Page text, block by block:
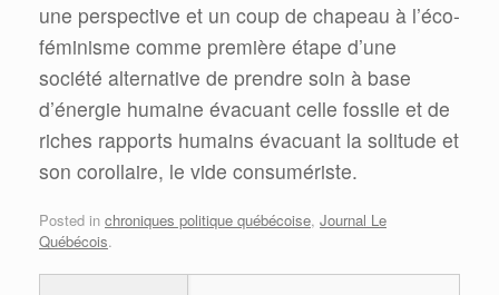
une perspective et un coup de chapeau à l’éco-
féminisme comme première étape d’une
société alternative de prendre soin à base
d’énergie humaine évacuant celle fossile et de
riches rapports humains évacuant la solitude et
son corollaire, le vide consumériste.
Posted in chroniques politique québécoise, Journal Le
Québécois.